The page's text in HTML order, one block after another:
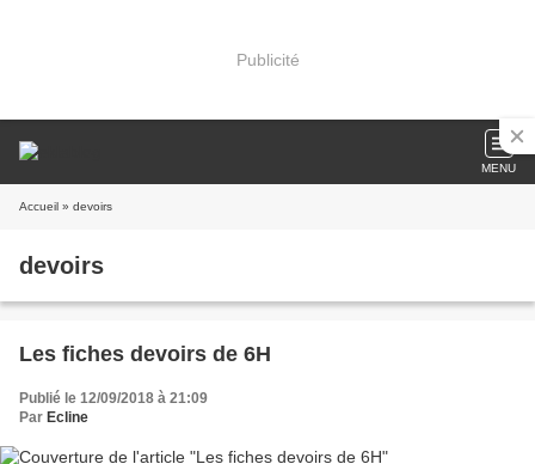
Publicité
MENU
Accueil » devoirs
devoirs
Les fiches devoirs de 6H
Publié le 12/09/2018 à 21:09
Par Ecline